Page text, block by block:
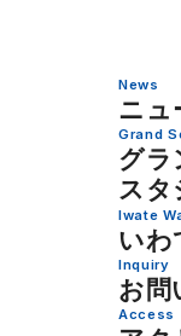
News
ニュ
Grand
グラ
スタ
Iwate
いわ
Inquiry
お問
Access